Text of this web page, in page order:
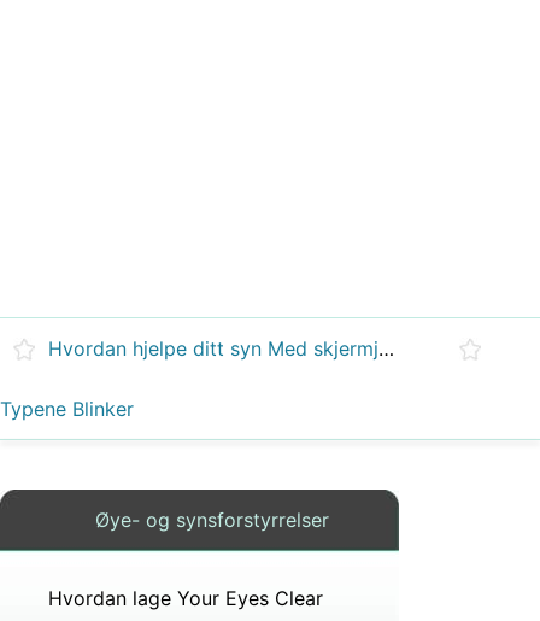
Hvordan hjelpe ditt syn Med skjermjustering
Typene Blinker
Øye- og synsforstyrrelser
Hvordan lage Your Eyes Clear